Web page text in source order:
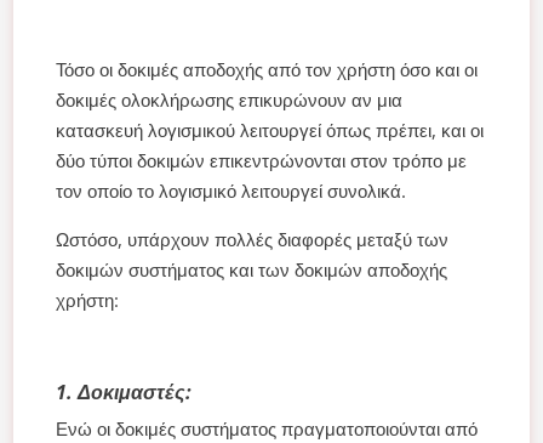
Τόσο οι δοκιμές αποδοχής από τον χρήστη όσο και οι
δοκιμές ολοκλήρωσης επικυρώνουν αν μια
κατασκευή λογισμικού λειτουργεί όπως πρέπει, και οι
δύο τύποι δοκιμών επικεντρώνονται στον τρόπο με
τον οποίο το λογισμικό λειτουργεί συνολικά.
Ωστόσο, υπάρχουν πολλές διαφορές μεταξύ των
δοκιμών συστήματος και των δοκιμών αποδοχής
χρήστη:
1. Δοκιμαστές:
Ενώ οι δοκιμές συστήματος πραγματοποιούνται από